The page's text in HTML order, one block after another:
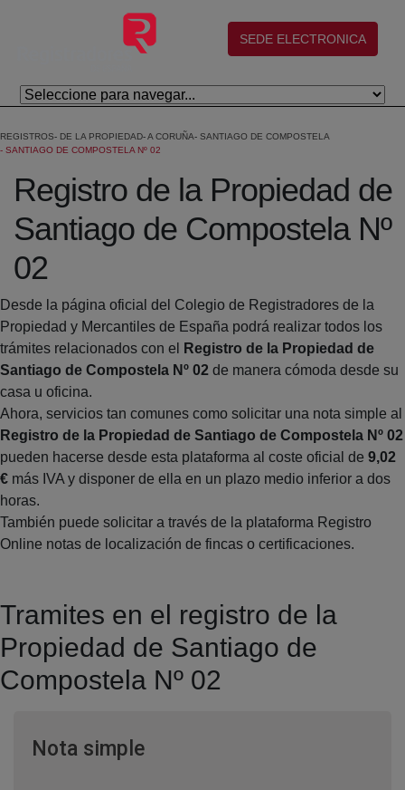
Salta al contingut principal
(abre en nueva ventana)
SEDE ELECTRONICA
REGISTROS DE LA PROPIEDAD A CORUÑA
SANTIAGO DE COMPOSTELA
SANTIAGO DE COMPOSTELA Nº 02
Registro de la Propiedad de
Santiago de Compostela Nº
02
Desde la página oficial del Colegio de Registradores de la
Propiedad y Mercantiles de España podrá realizar todos los
trámites relacionados con el
Registro de la Propiedad de
Santiago de Compostela Nº 02 de manera cómoda desde su
casa u oficina.
Ahora, servicios tan comunes como solicitar una nota simple al
Registro de la Propiedad de Santiago de Compostela Nº 02
pueden hacerse desde esta plataforma al coste oficial de 9,02
€ más IVA y disponer de ella en un plazo medio inferior a dos
horas.
También puede solicitar a través de la plataforma Registro
Online notas de localización de fincas o certificaciones.
Tramites en el registro de la
Propiedad de Santiago de
Compostela Nº 02
Nota simpleVentana nueva